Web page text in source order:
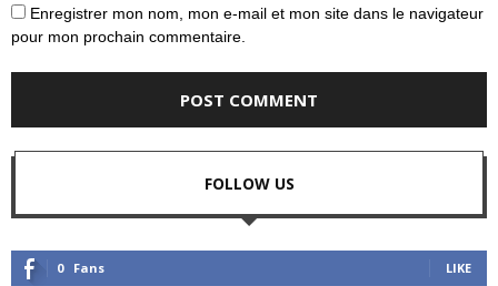
Enregistrer mon nom, mon e-mail et mon site dans le navigateur
pour mon prochain commentaire.
FOLLOW US
0 Fans LIKE